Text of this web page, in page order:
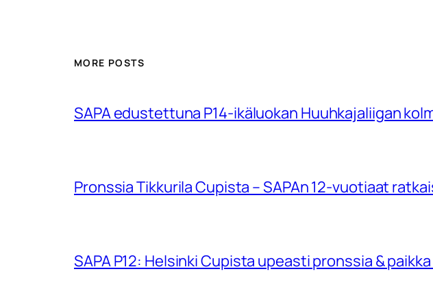
MORE POSTS
SAPA edustettuna P14-ikäluokan Huuhkajaliigan
Pronssia Tikkurila Cupista – SAPAn 12-vuotiaat
SAPA P12: Helsinki Cupista upeasti pronssia &